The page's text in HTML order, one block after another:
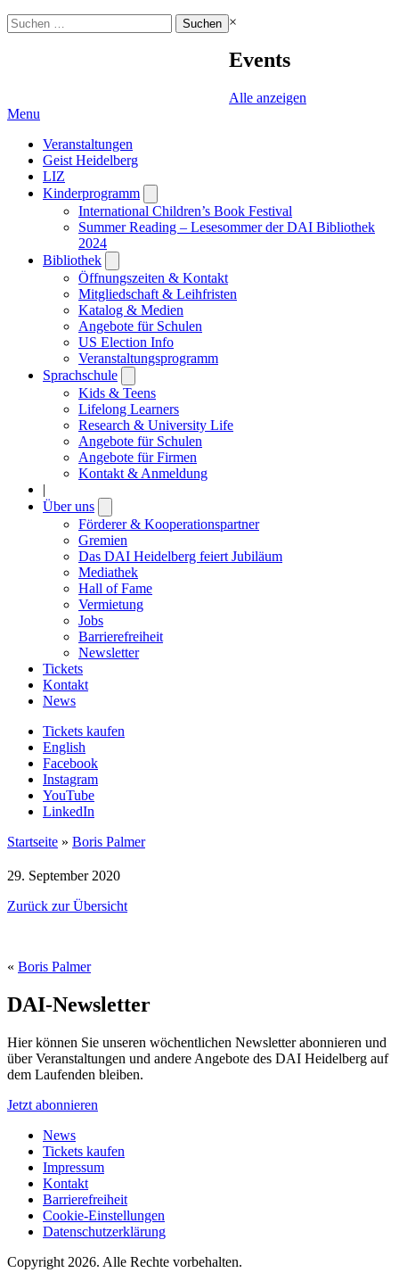
Suchen
nach:
×
Events
Alle anzeigen
Menu
Veranstaltungen
Geist Heidelberg
LIZ
Kinderprogramm
submenu
International Children’s Book Festival
Summer Reading – Lesesommer der DAI Bibliothek
2024
Bibliothek
submenu
Öffnungszeiten & Kontakt
Mitgliedschaft & Leihfristen
Katalog & Medien
Angebote für Schulen
US Election Info
Veranstaltungsprogramm
Sprachschule
submenu
Kids & Teens
Lifelong Learners
Research & University Life
Angebote für Schulen
Angebote für Firmen
Kontakt & Anmeldung
|
Über uns
submenu
Förderer & Kooperationspartner
Gremien
Das DAI Heidelberg feiert Jubiläum
Mediathek
Hall of Fame
Vermietung
Jobs
Barrierefreiheit
Newsletter
Tickets
Kontakt
News
Tickets kaufen
English
Facebook
Instagram
YouTube
LinkedIn
Startseite » Boris Palmer
29. September 2020
Zurück zur Übersicht
« Boris Palmer
DAI-Newsletter
Hier können Sie unseren wöchentlichen Newsletter abonnieren und
über Veranstaltungen und andere Angebote des DAI Heidelberg auf
dem Laufenden bleiben.
Jetzt abonnieren
News
Tickets kaufen
Impressum
Kontakt
Barrierefreiheit
Cookie-Einstellungen
Datenschutzerklärung
Copyright 2026. Alle Rechte vorbehalten.